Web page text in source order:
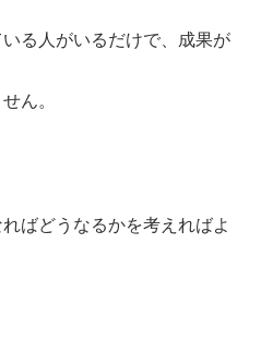
る人がいるだけで、成果が
ん。
ばどうなるかを考えればよ